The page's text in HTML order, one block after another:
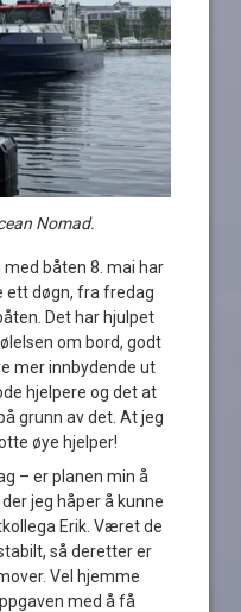
Nomad.
båten 8. mai har
ett døgn, fra fredag
Det har hjulpet
om bord, godt
mer innbydende ut
hjelpere og det at
grunn av det. At jeg
øye hjelper!
– er planen min å
jeg håper å kunne
Erik. Været de
så deretter er
Vel hjemme
med å få